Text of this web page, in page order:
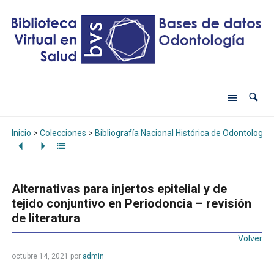
Inicio > Colecciones > Bibliografía Nacional Histórica de Odontología
Alternativas para injertos epitelial y de
tejido conjuntivo en Periodoncia – revisión
de literatura
Volver
octubre 14, 2021 por admin